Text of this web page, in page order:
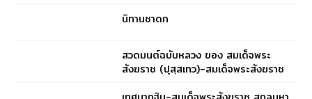
นิทานชาดก
สวดมนต์ฉบับหลวง ของ สมเด็จพระ
สังฆราช (ปุสฺสเทว)-สมเด็จพระสังฆราช